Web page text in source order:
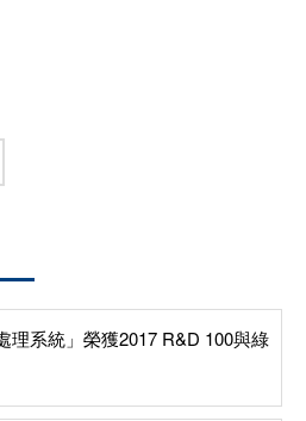
理系統」榮獲2017 R&D 100與綠